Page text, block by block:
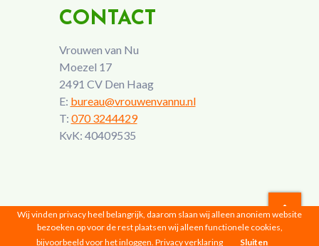
CONTACT
Vrouwen van Nu
Moezel 17
2491 CV Den Haag
E: bureau@vrouwenvannu.nl
T: 070 3244429
KvK: 40409535
Vrouwen van Nu © 2026 |Privacyverklaring
Wij vinden privacy heel belangrijk, daarom slaan wij alleen anoniem website
bezoeken op voor de rest plaatsen wij alleen functionele cookies,
bijvoorbeeld voor het inloggen. Privacy verklaring Sluiten